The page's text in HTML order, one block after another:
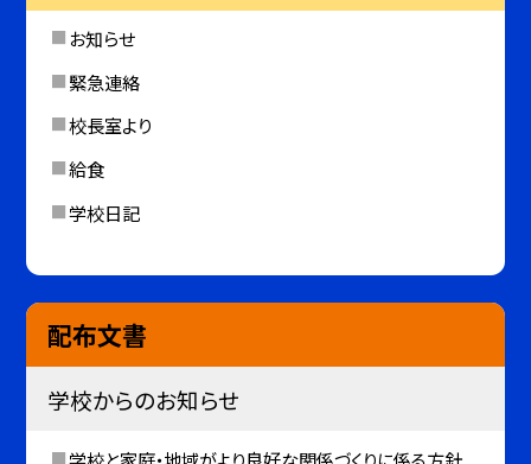
お知らせ
緊急連絡
校長室より
給食
学校日記
配布文書
学校からのお知らせ